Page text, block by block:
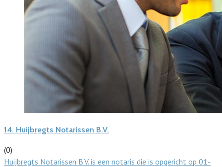
14. Huijbregts Notarissen B.V.
(0)
Huijbregts Notarissen B.V. is een notaris die is opgericht op 01-